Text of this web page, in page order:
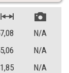
N/A
N/A
N/A